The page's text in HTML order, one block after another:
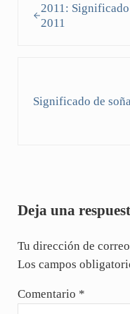
2011:
2011
Significado de
Deja una
Tu dirección de
Los campos
Comentario *